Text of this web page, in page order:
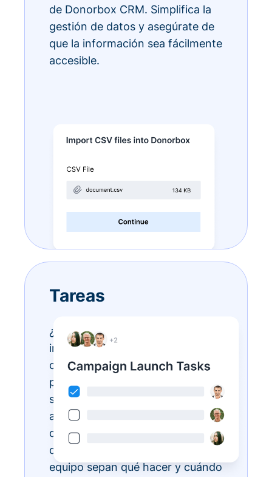
de Donorbox CRM. Simplifica la
gestión de datos y asegúrate de
que la información sea fácilmente
accesible.
Tareas
¿Tienes listas de tareas
interminables? Hazlas realidad
con Donorbox Tasks. Ahora
puedes organizar, priorizar y
simplificar todas tus tareas
administrativas diarias, todo
dentro del ecosistema CRM, para
que todos los miembros de tu
equipo sepan qué hacer y cuándo